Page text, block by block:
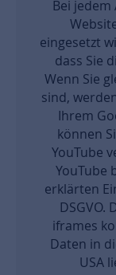
Bei
eingesetzt
dass Sie
Wenn Sie
sind,
Ihrem
können
YouTube
YouTube
erklärten
DSGVO.
iframes
Daten in
USA